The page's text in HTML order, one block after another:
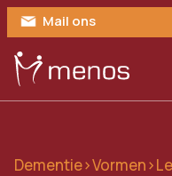
Mail ons
Dementie>Vormen>